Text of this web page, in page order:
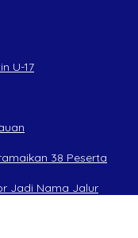
U-17
38 Peserta
Jadi Nama Jalur